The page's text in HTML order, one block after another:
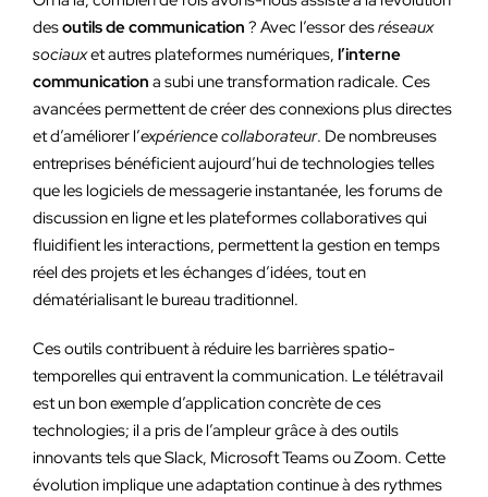
desoutils de communication ? Avec l’essor desréseaux
sociauxet autres plateformes numériques, l’interne
communication a subi une transformation radicale. Ces
avancées permettent de créer des connexions plus directes
et d’améliorer l’expérience collaborateur. De nombreuses
entreprises bénéficient aujourd’hui de technologies telles
que les logiciels de messagerie instantanée, les forums de
discussion en ligne et les plateformes collaboratives qui
fluidifient les interactions, permettent la gestion en temps
réel des projets et les échanges d’idées, tout en
dématérialisant le bureau traditionnel.
Ces outils contribuent à réduire les barrières spatio-
temporelles qui entravent la communication. Le télétravail
est un bon exemple d’application concrète de ces
technologies; il a pris de l’ampleur grâce à des outils
innovants tels que Slack, Microsoft Teams ou Zoom. Cette
évolution implique une adaptation continue à des rythmes